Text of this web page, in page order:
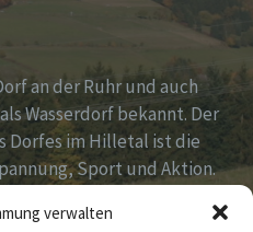
verwalten
an der Ruhr und auch
Wasserdorf bekannt. Der
Dorfes im Hilletal ist die
Sport und Aktion.
gelegen.